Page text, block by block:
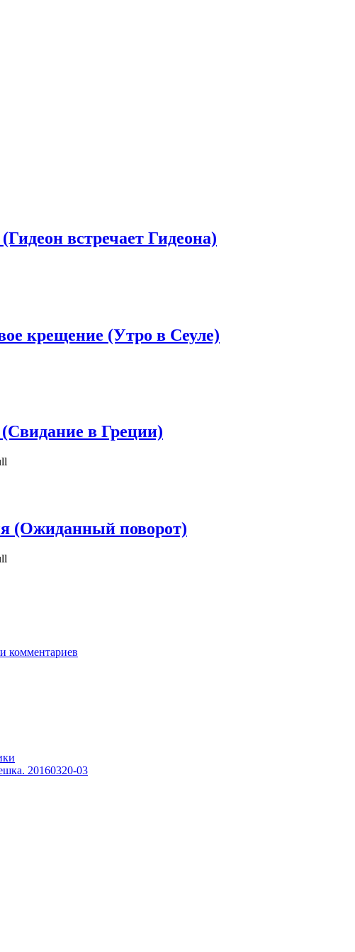
встречает Гидеона)
крещение (Утро в Сеуле)
в Греции)
(Ожиданный поворот)
комментариев
20160320-03